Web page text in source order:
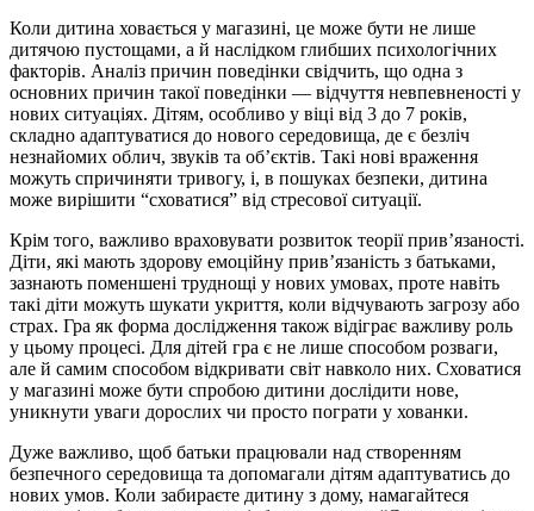
Коли дитина ховається у магазині, це може бути не лише
дитячою пустощами, а й наслідком глибших психологічних
факторів. Аналіз причин поведінки свідчить, що одна з
основних причин такої поведінки — відчуття невпевненості у
нових ситуаціях. Дітям, особливо у віці від 3 до 7 років,
складно адаптуватися до нового середовища, де є безліч
незнайомих облич, звуків та об’єктів. Такі нові враження
можуть спричиняти тривогу, і, в пошуках безпеки, дитина
може вирішити “сховатися” від стресової ситуації.
Крім того, важливо враховувати розвиток теорії прив’язаності.
Діти, які мають здорову емоційну прив’язаність з батьками,
зазнають поменшені труднощі у нових умовах, проте навіть
такі діти можуть шукати укриття, коли відчувають загрозу або
страх. Гра як форма дослідження також відіграє важливу роль
у цьому процесі. Для дітей гра є не лише способом розваги,
але й самим способом відкривати світ навколо них. Сховатися
у магазині може бути спробою дитини дослідити нове,
уникнути уваги дорослих чи просто пограти у хованки.
Дуже важливо, щоб батьки працювали над створенням
безпечного середовища та допомагали дітям адаптуватись до
нових умов. Коли забираєте дитину з дому, намагайтеся